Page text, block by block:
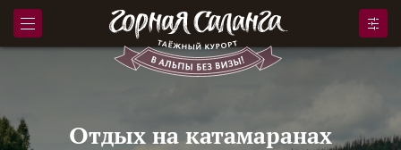
Отдых на катамаранах